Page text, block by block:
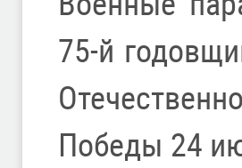
75-й
Победы 24